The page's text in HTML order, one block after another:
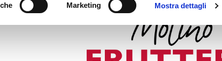
Marketing Mostra dettagli